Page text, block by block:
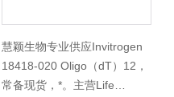
慧颖生物专业供应Invitrogen
18418-020 Oligo（dT）12，
常备现货，*。主营Life